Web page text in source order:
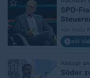
SPD-
mit
Absage
Söder